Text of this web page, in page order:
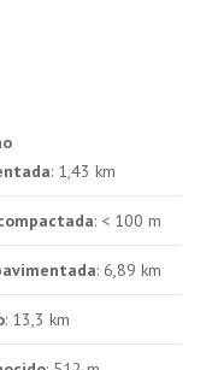
: 1,43 km
: < 100 m
: 6,89 km
: 13,3 km